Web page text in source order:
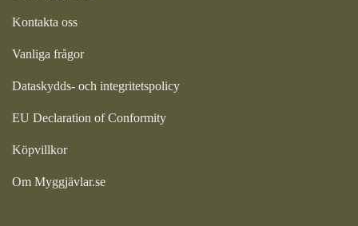
Kontakta oss
Vanliga frågor
Dataskydds- och integritetspolicy
EU Declaration of Conformity
Köpvillkor
Om Myggjävlar.se